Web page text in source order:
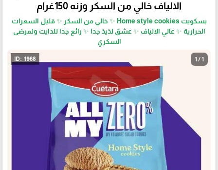
الالياف خالي من السكر وزنه 150غرام
بسكويت Home style cookies ✨ خالي من السكر ✨ قليل السعرات
الحرارية ✨ عالي الالياف ✨ عشق لذيذ جدا ✨ رائع جدا للدايت ولمرضى
السكري
1 / 1